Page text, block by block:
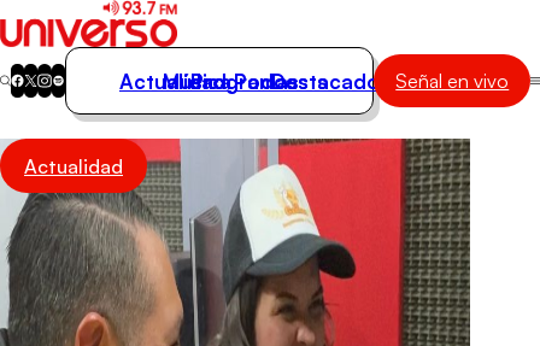
Actualidad
Música
Programas
Podcasts
Destacados
Actualidad
Música
Programas
Podcasts
Destacados Señal en vivo
Actualidad